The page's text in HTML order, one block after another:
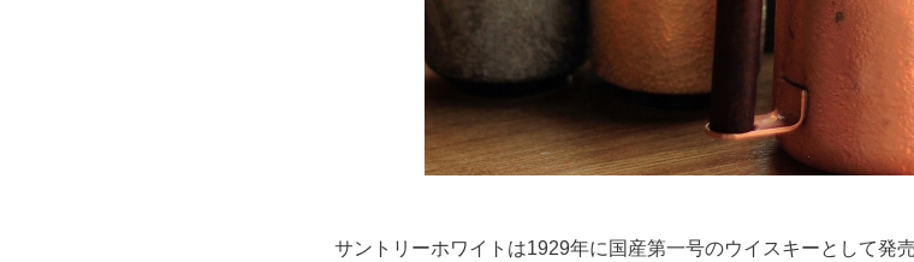
サントリーホワイトは1929年に国産第一号のウイスキーとして発